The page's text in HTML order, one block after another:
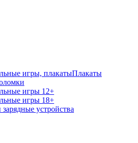
игры, плакатыПлакаты
игры 12+
игры 18+
устройства